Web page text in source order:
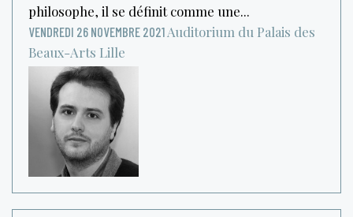
philosophe, il se définit comme une...
VENDREDI 26 NOVEMBRE 2021 Auditorium du Palais des
Beaux-Arts Lille